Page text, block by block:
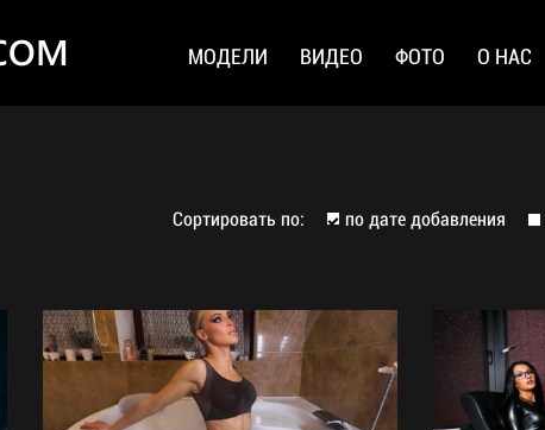
МОДЕЛИ ВИДЕО ФОТО О НАС
Сортировать по: по дате добавления